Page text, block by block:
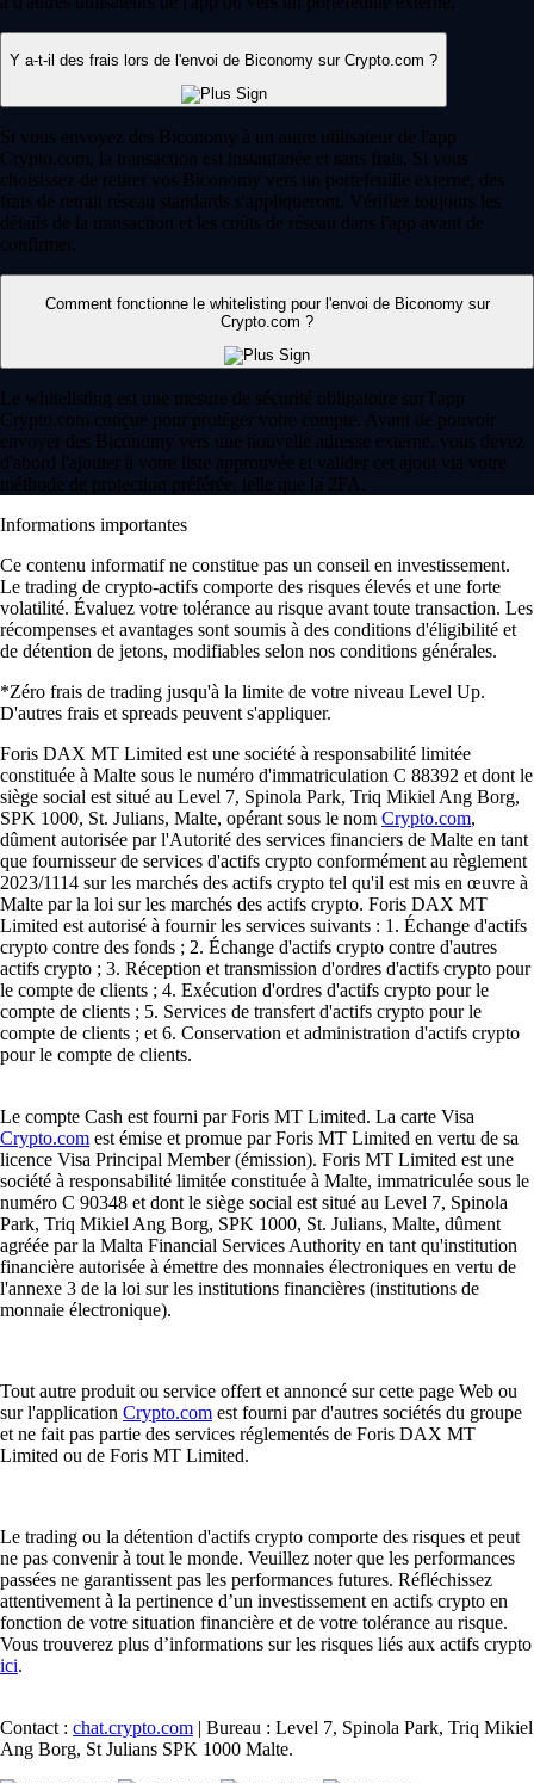
Y a-t-il des frais lors de l'envoi de Biconomy sur Crypto.com ?
Si vous envoyez des Biconomy à un autre utilisateur de l'app
Crypto.com, la transaction est instantanée et sans frais. Si vous
choisissez de retirer vos Biconomy vers un portefeuille externe, des
frais de retrait réseau standards s'appliqueront. Vérifiez toujours les
détails de la transaction et les coûts de réseau dans l'app avant de
confirmer.
Comment fonctionne le whitelisting pour l'envoi de Biconomy sur
Crypto.com ?
Le whitelisting est une mesure de sécurité obligatoire sur l'app
Crypto.com conçue pour protéger votre compte. Avant de pouvoir
envoyer des Biconomy vers une nouvelle adresse externe, vous devez
d'abord l'ajouter à votre liste approuvée et valider cet ajout via votre
méthode de protection préférée, telle que la 2FA.
Informations importantes
Ce contenu informatif ne constitue pas un conseil en investissement.
Le trading de crypto-actifs comporte des risques élevés et une forte
volatilité. Évaluez votre tolérance au risque avant toute transaction. Les
récompenses et avantages sont soumis à des conditions d'éligibilité et
de détention de jetons, modifiables selon nos conditions générales.
*Zéro frais de trading jusqu'à la limite de votre niveau Level Up.
D'autres frais et spreads peuvent s'appliquer.
Foris DAX MT Limited est une société à responsabilité limitée
constituée à Malte sous le numéro d'immatriculation C 88392 et dont le
siège social est situé au Level 7, Spinola Park, Triq Mikiel Ang Borg,
SPK 1000, St. Julians, Malte, opérant sous le nom Crypto.com,
dûment autorisée par l'Autorité des services financiers de Malte en tant
que fournisseur de services d'actifs crypto conformément au règlement
2023/1114 sur les marchés des actifs crypto tel qu'il est mis en œuvre à
Malte par la loi sur les marchés des actifs crypto. Foris DAX MT
Limited est autorisé à fournir les services suivants : 1. Échange d'actifs
crypto contre des fonds ; 2. Échange d'actifs crypto contre d'autres
actifs crypto ; 3. Réception et transmission d'ordres d'actifs crypto pour
le compte de clients ; 4. Exécution d'ordres d'actifs crypto pour le
compte de clients ; 5. Services de transfert d'actifs crypto pour le
compte de clients ; et 6. Conservation et administration d'actifs crypto
pour le compte de clients.
Le compte Cash est fourni par Foris MT Limited. La carte Visa
Crypto.com est émise et promue par Foris MT Limited en vertu de sa
licence Visa Principal Member (émission). Foris MT Limited est une
société à responsabilité limitée constituée à Malte, immatriculée sous le
numéro C 90348 et dont le siège social est situé au Level 7, Spinola
Park, Triq Mikiel Ang Borg, SPK 1000, St. Julians, Malte, dûment
agréée par la Malta Financial Services Authority en tant qu'institution
financière autorisée à émettre des monnaies électroniques en vertu de
l'annexe 3 de la loi sur les institutions financières (institutions de
monnaie électronique).
Tout autre produit ou service offert et annoncé sur cette page Web ou
sur l'application Crypto.com est fourni par d'autres sociétés du groupe
et ne fait pas partie des services réglementés de Foris DAX MT
Limited ou de Foris MT Limited.
Le trading ou la détention d'actifs crypto comporte des risques et peut
ne pas convenir à tout le monde. Veuillez noter que les performances
passées ne garantissent pas les performances futures. Réfléchissez
attentivement à la pertinence d’un investissement en actifs crypto en
fonction de votre situation financière et de votre tolérance au risque.
Vous trouverez plus d’informations sur les risques liés aux actifs crypto
ici.
Contact : chat.crypto.com | Bureau : Level 7, Spinola Park, Triq Mikiel
Ang Borg, St Julians SPK 1000 Malte.